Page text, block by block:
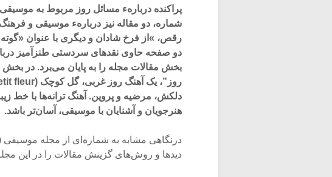
پراکنده دربارهء مسائل روز مربوط به
شماره، دو مقاله نیز دربارهء موسیقی و
رقص، »از فرخ شادان و دیگری با عنوان
دو صفحه حاوی نقدهای سردستی طنزآمیز
بخش مقالات مجله را به پایان می‌برد. در
دلکش، مرضیه‌ و پروین. آهنگ ترانه‌ها با خط
هنرجویان و آشنایان با موسیقی، آسان‌تر باشد.
دیدها و روش‌های گزینش مقالات را در این